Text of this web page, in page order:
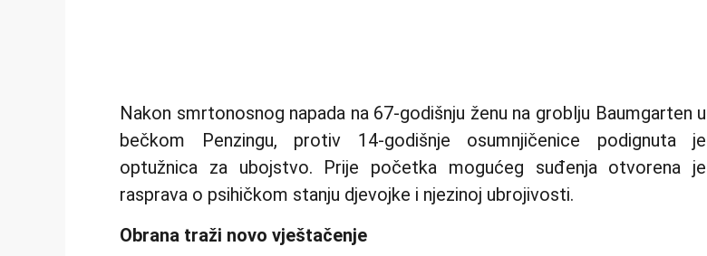
Nakon smrtonosnog napada na 67-godišnju ženu na groblju Baumgarten u
bečkom Penzingu, protiv 14-godišnje osumnjičenice podignuta je
optužnica za ubojstvo. Prije početka mogućeg suđenja otvorena je
rasprava o psihičkom stanju djevojke i njezinoj ubrojivosti.
Obrana traži novo vještačenje